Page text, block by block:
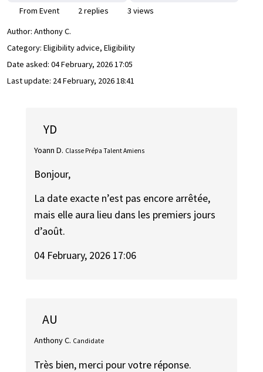
From Event 2 replies
3 views
Author: Anthony C.
Category: Eligibility advice, Eligibility
Date asked: 04 February, 2026 17:05
Last update: 24 February, 2026 18:41
YD
Yoann D. Classe Prépa Talent Amiens
Bonjour,
La date exacte n’est pas encore arrêtée,
mais elle aura lieu dans les premiers jours
d’août.
04 February, 2026 17:06
AU
Anthony C. Candidate
Très bien, merci pour votre réponse.